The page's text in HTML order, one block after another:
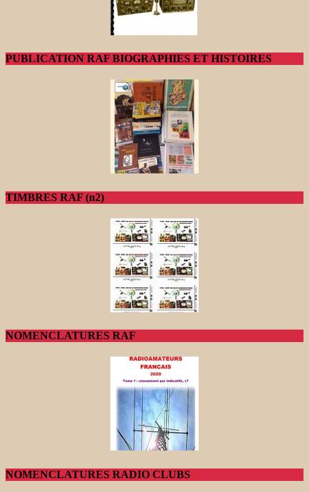
PUBLICATION RAF BIOGRAPHIES ET HISTOIRES
TIMBRES RAF (n2)
NOMENCLATURES RAF
NOMENCLATURES RADIO CLUBS